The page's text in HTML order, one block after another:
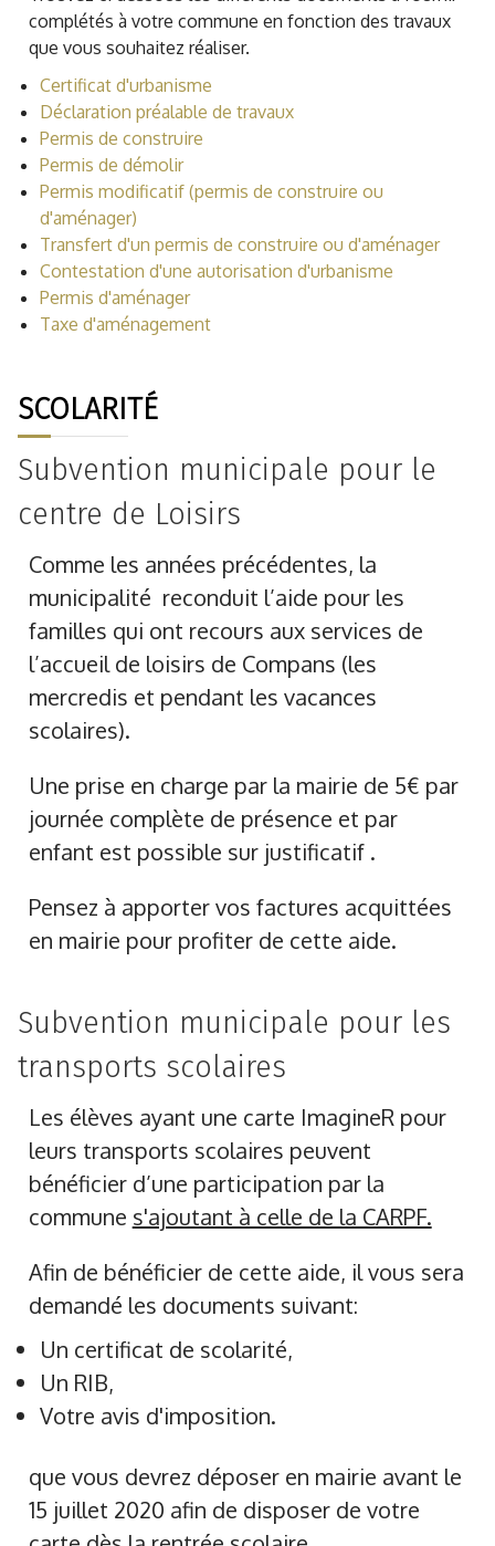
complétés à votre commune en fonction des travaux
que vous souhaitez réaliser.
Certificat d'urbanisme
Déclaration préalable de travaux
Permis de construire
Permis de démolir
Permis modificatif (permis de construire ou
d'aménager)
Transfert d'un permis de construire ou d'aménager
Contestation d'une autorisation d'urbanisme
Permis d'aménager
Taxe d'aménagement
SCOLARITÉ
Subvention municipale pour le
centre de Loisirs
Comme les années précédentes, la
municipalité reconduit l’aide pour les
familles qui ont recours aux services de
l’accueil de loisirs de Compans (les
mercredis et pendant les vacances
scolaires).
Une prise en charge par la mairie de 5€ par
journée complète de présence et par
enfant est possible sur justificatif .
Pensez à apporter vos factures acquittées
en mairie pour profiter de cette aide.
Subvention municipale pour les
transports scolaires
Les élèves ayant une carte ImagineR pour
leurs transports scolaires peuvent
bénéficier d’une participation par la
commune s'ajoutant à celle de la CARPF.
Afin de bénéficier de cette aide, il vous sera
demandé les documents suivant:
Un certificat de scolarité,
Un RIB,
Votre avis d'imposition.
que vous devrez déposer en mairie avant le
15 juillet 2020 afin de disposer de votre